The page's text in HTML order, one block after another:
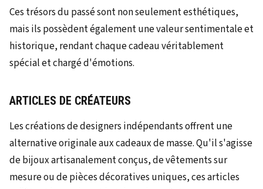
Ces trésors du passé sont non seulement esthétiques,
mais ils possèdent également une valeur sentimentale et
historique, rendant chaque cadeau véritablement
spécial et chargé d'émotions.
ARTICLES DE CRÉATEURS
Les créations de designers indépendants offrent une
alternative originale aux cadeaux de masse. Qu'il s'agisse
de bijoux artisanalement conçus, de vêtements sur
mesure ou de pièces décoratives uniques, ces articles